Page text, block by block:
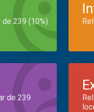
239 (10%)
de 239